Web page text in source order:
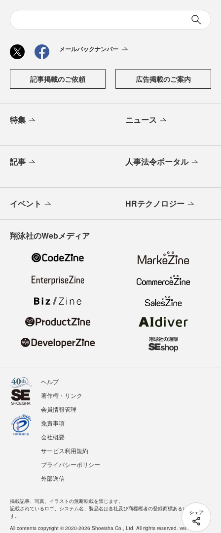
シェア
メールバックナンバー
記事掲載のご依頼 広告掲載のご案内
特集 ニュース
記事 人事法令ポータル
イベント HRテクノロジー
翔泳社のWebメディア
ヘルプ
著作権・リンク
会員情報管理
免責事項
会社概要
サービス利用規約
プライバシーポリシー
外部送信
掲載記事、写真、イラストの無断転載を禁じます。
記載されているロゴ、システム名、製品名は各社及び商標権者の登録商標あるいは商標で
す。
All contents copyright © 2020-2026 Shoeisha Co., Ltd. All rights reserved. ver.1.5